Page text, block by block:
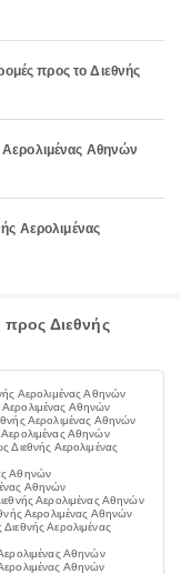
προς το Διεθνής
Αθηνών
Αερολιμένας
προς Διεθνής
Αερολιμένας Αθηνών
Αθηνών
Αερολιμένας Αθηνών
Αερολιμένας Αθηνών
Διεθνής Αερολιμένας
Αθηνών
Αθηνών
Αερολιμένας Αθηνών
Αερολιμένας Αθηνών
Αερολιμένας
Αθηνών
Αθηνών